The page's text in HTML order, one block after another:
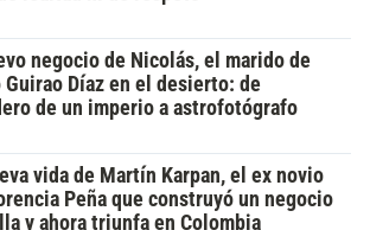
negocio de Nicolás, el marido de
Guirao Díaz en el desierto: de
de un imperio a astrofotógrafo
vida de Martín Karpan, el ex novio
Peña que construyó un negocio
y ahora triunfa en Colombia